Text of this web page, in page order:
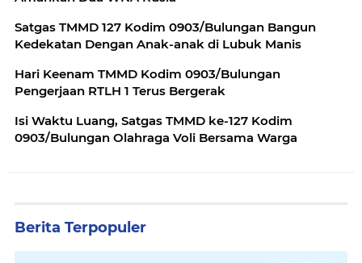
Satgas TMMD 127 Kodim 0903/Bulungan Bangun
Kedekatan Dengan Anak-anak di Lubuk Manis
Hari Keenam TMMD Kodim 0903/Bulungan
Pengerjaan RTLH 1 Terus Bergerak
Isi Waktu Luang, Satgas TMMD ke-127 Kodim
0903/Bulungan Olahraga Voli Bersama Warga
Berita Terpopuler